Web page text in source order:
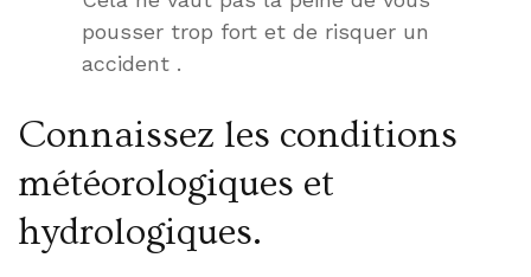
pousser trop fort et de risquer un
accident .
Connaissez les conditions
météorologiques et
hydrologiques.